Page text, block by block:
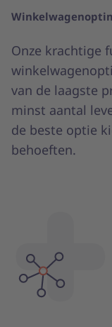
Onze krachtige
van de laagste
minst aantal
de beste optie
behoeften.